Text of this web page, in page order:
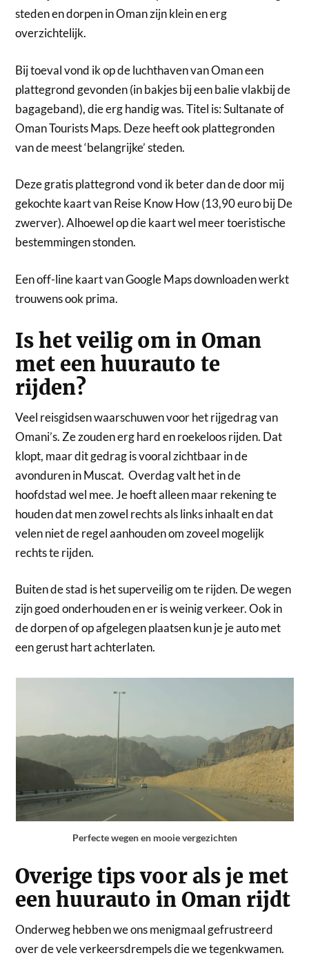
steden en dorpen in Oman zijn klein en erg
overzichtelijk.
Bij toeval vond ik op de luchthaven van Oman een
plattegrond gevonden (in bakjes bij een balie vlakbij de
bagageband), die erg handig was. Titel is: Sultanate of
Oman Tourists Maps. Deze heeft ook plattegronden
van de meest ‘belangrijke’ steden.
Deze gratis plattegrond vond ik beter dan de door mij
gekochte kaart van Reise Know How (13,90 euro bij De
zwerver). Alhoewel op die kaart wel meer toeristische
bestemmingen stonden.
Een off-line kaart van Google Maps downloaden werkt
trouwens ook prima.
Is het veilig om in Oman
met een huurauto te
rijden?
Veel reisgidsen waarschuwen voor het rijgedrag van
Omani’s. Ze zouden erg hard en roekeloos rijden. Dat
klopt, maar dit gedrag is vooral zichtbaar in de
avonduren in Muscat. Overdag valt het in de
hoofdstad wel mee. Je hoeft alleen maar rekening te
houden dat men zowel rechts als links inhaalt en dat
velen niet de regel aanhouden om zoveel mogelijk
rechts te rijden.
Buiten de stad is het superveilig om te rijden. De wegen
zijn goed onderhouden en er is weinig verkeer. Ook in
de dorpen of op afgelegen plaatsen kun je je auto met
een gerust hart achterlaten.
Perfecte wegen en mooie vergezichten
Overige tips voor als je met
een huurauto in Oman rijdt
Onderweg hebben we ons menigmaal gefrustreerd
over de vele verkeersdrempels die we tegenkwamen.